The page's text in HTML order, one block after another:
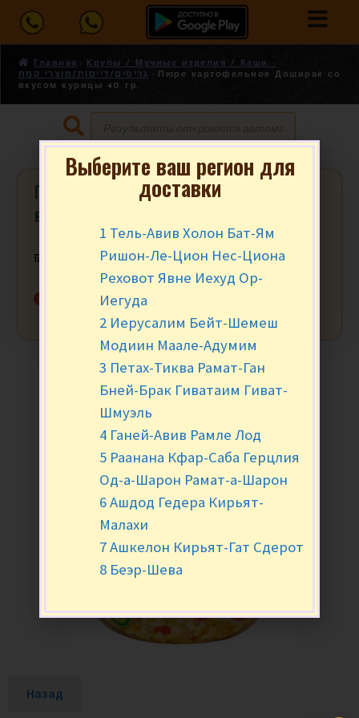
Главная
Крупы / Мучные изделия / Каши -
גריסים/דייסות/מוצרי קמח
Пюре картофельное Доширак со
вкусом курицы 40 гр.
Пюре картофельное Доширак со
вкусом курицы 40 гр.
₪
Нет в наличии
Назад
Выберите ваш регион для
доставки
1 Тель-Авив Холон Бат-Ям
Ришон-Ле-Цион Нес-Циона
Реховот Явне Иехуд Ор-
Иегуда
2 Иерусалим Бейт-Шемеш
Модиин Маале-Адумим
3 Петах-Тиква Рамат-Ган
Бней-Брак Гиватаим Гиват-
Шмуэль
4 Ганей-Авив Рамле Лод
5 Раанана Кфар-Саба Герцлия
Од-а-Шарон Рамат-а-Шарон
6 Ашдод Гедера Кирьят-
Малахи
7 Ашкелон Кирьят-Гат Сдерот
8 Беэр-Шева